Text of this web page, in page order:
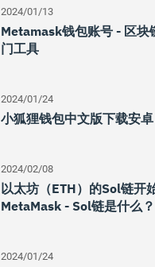
2024/01/13
Metamask钱包账号 - 区块
门工具
2024/01/24
小狐狸钱包中文版下载安卓
2024/02/08
以太坊（ETH）的Sol链开
MetaMask - Sol链是什么？
2024/01/24